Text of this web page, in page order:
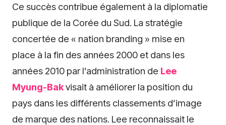
Ce succès contribue également à la diplomatie
publique de la Corée du Sud. La stratégie
concertée de « nation branding » mise en
place à la fin des années 2000 et dans les
années 2010 par l’administration de Lee
Myung-Bakvisait à améliorer la position du
pays dans les différents classements d’image
de marque des nations. Lee reconnaissait le